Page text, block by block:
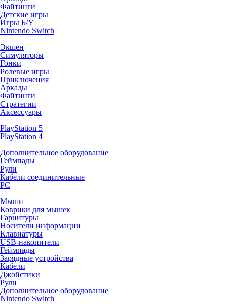
Файтинги
Детские игры
Игры Б/У
Nintendo Switch
Экшен
Симуляторы
Гонки
Ролевые игры
Приключения
Аркады
Файтинги
Стратегии
Аксессуары
PlayStation 5
PlayStation 4
Дополнительное оборудование
Геймпады
Рули
Кабели соединительные
PC
Мыши
Коврики для мышек
Гарнитуры
Носители информации
Клавиатуры
USB-накопители
Геймпады
Зарядные устройства
Кабели
Джойстики
Рули
Дополнительное оборудование
Nintendo Switch